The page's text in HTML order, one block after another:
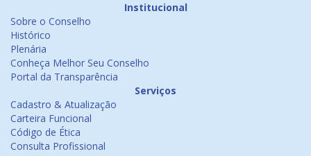
Institucional
Sobre o Conselho
Histórico
Plenária
Conheça Melhor Seu Conselho
Portal da Transparência
Serviços
Cadastro & Atualização
Carteira Funcional
Código de Ética
Consulta Profissional